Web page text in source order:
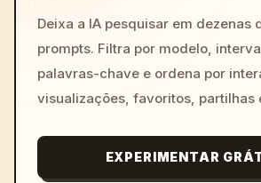
Deixa a IA pesquisar em dezenas
prompts. Filtra por modelo,
palavras-chave e ordena por
visualizações, favoritos, partilhas
EXPERIMENTAR